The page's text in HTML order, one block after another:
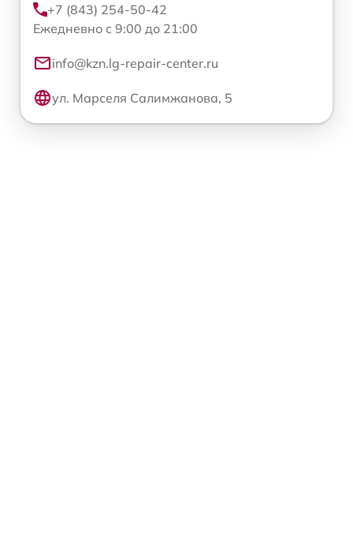
+7 (843) 254-50-42
Ежедневно с 9:00 до 21:00
info@kzn.lg-repair-center.ru
ул. Марселя Салимжанова, 5